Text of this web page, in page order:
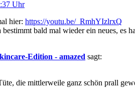
Uhr
hier: https://youtu.be/_RmhYIzlrxQ
bald mal wieder ein neues, es
Edition - amazed sagt:
die mittlerweile ganz schön prall